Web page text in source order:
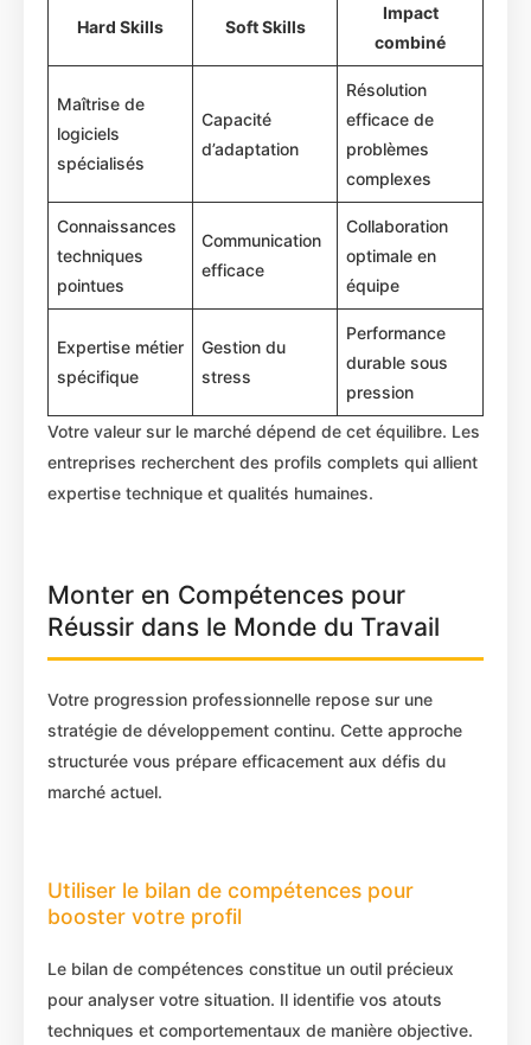
Hard Skills Soft Skills
Impact
combiné
Maîtrise de
logiciels
spécialisés
Capacité
d’adaptation
Résolution
efficace de
problèmes
complexes
Connaissances
techniques
pointues
Communication
efficace
Collaboration
optimale en
équipe
Expertise métier
spécifique
Gestion du
stress
Performance
durable sous
pression
Votre valeur sur le marché dépend de cet équilibre. Les
entreprises recherchent des profils complets qui allient
expertise technique et qualités humaines.
Monter en Compétences pour
Réussir dans le Monde du Travail
Votre progression professionnelle repose sur une
stratégie de développement continu. Cette approche
structurée vous prépare efficacement aux défis du
marché actuel.
Utiliser le bilan de compétences pour
booster votre profil
Le bilan de compétences constitue un outil précieux
pour analyser votre situation. Il identifie vos atouts
techniques et comportementaux de manière objective.